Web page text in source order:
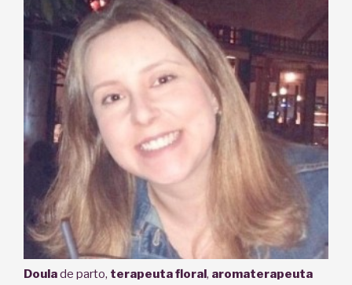
Doulade parto, terapeuta floral, aromaterapeuta